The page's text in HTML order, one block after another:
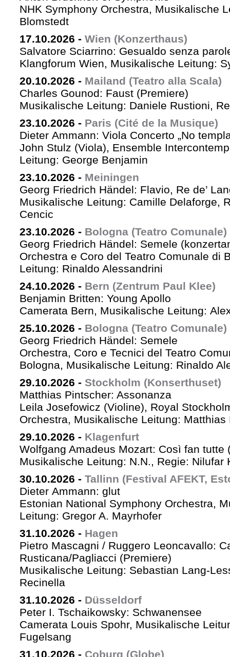
NHK Symphony Orchestra, Musikalische
Blomstedt
17.10.2026 - Wien (Konzerthaus)
Salvatore Sciarrino: Gesualdo senza
Klangforum Wien, Musikalische Leitung:
20.10.2026 - Mailand (Teatro alla Scala)
Charles Gounod: Faust (Premiere)
Musikalische Leitung: Daniele Rustioni,
23.10.2026 - Paris (Cité de la Musique)
Dieter Ammann: Viola Concerto „No
John Stulz (Viola), Ensemble
Leitung: George Benjamin
23.10.2026 - Meiningen
Georg Friedrich Händel: Flavio, Re de’
Musikalische Leitung: Camille Delaforge,
Cencic
23.10.2026 - Bologna (Teatro Comunale)
Georg Friedrich Händel: Semele
Orchestra e Coro del Teatro Comunale di
Leitung: Rinaldo Alessandrini
24.10.2026 - Bern (Zentrum Paul Klee)
Benjamin Britten: Young Apollo
Camerata Bern, Musikalische Leitung:
25.10.2026 - Bologna (Teatro Comunale)
Georg Friedrich Händel: Semele
Orchestra, Coro e Tecnici del Teatro
Bologna, Musikalische Leitung: Rinaldo
29.10.2026 - Stockholm (Konserthuset)
Matthias Pintscher: Assonanza
Leila Josefowicz (Violine), Royal
Orchestra, Musikalische Leitung: Matthias
29.10.2026 - Klagenfurt
Wolfgang Amadeus Mozart: Così fan tutte
Musikalische Leitung: N.N., Regie: Nilufar
30.10.2026 - Tallinn (Festival AFEKT,
Dieter Ammann: glut
Estonian National Symphony Orchestra,
Leitung: Gregor A. Mayrhofer
31.10.2026 - Hagen
Pietro Mascagni / Ruggero Leoncavallo:
Rusticana/Pagliacci (Premiere)
Musikalische Leitung: Sebastian Lang-
Recinella
31.10.2026 - Düsseldorf
Peter I. Tschaikowsky: Schwanensee
Camerata Louis Spohr, Musikalische
Fugelsang
31.10.2026 - Coburg (Globe)